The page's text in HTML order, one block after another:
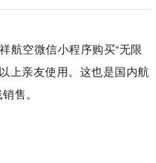
航空微信小程序购买“无限
上亲友使用。这也是国内航
售。